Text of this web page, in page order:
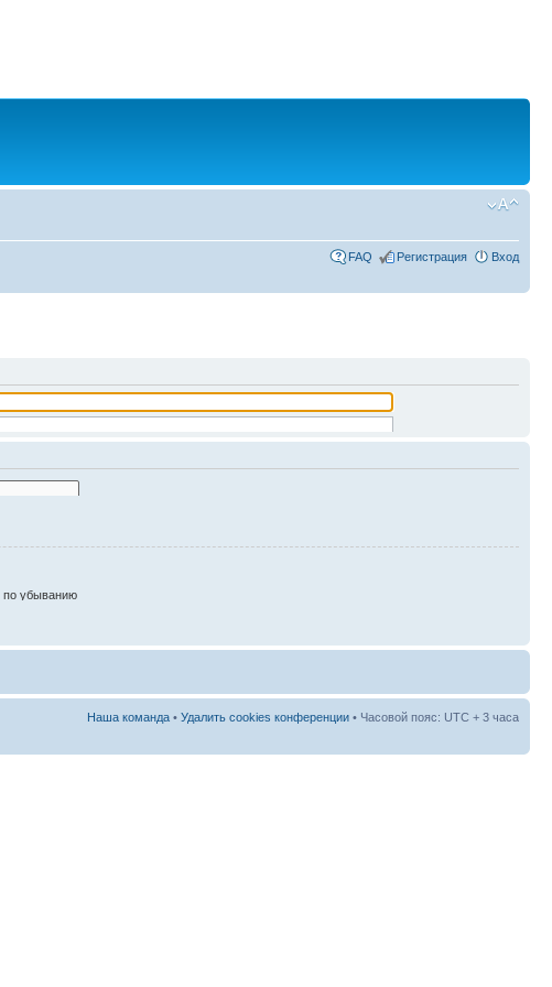
FAQ Регистрация Вход
по убыванию
Наша команда • Удалить cookies конференции • Часовой пояс: UTC + 3 часа